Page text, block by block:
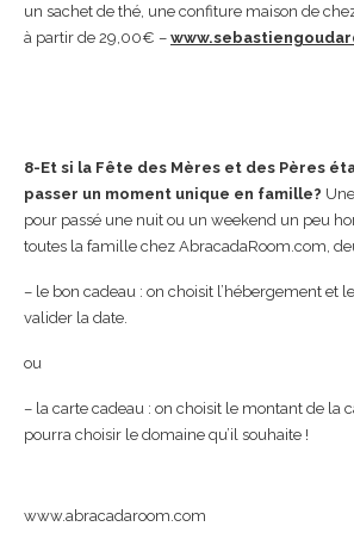
un sachet de thé, une confiture maison de
à partir de 29,00€ –
8-Et si la Fête des Mères et des Pères
passer un moment unique en famille?
pour passé une nuit ou un weekend un peu
toutes la famille chez AbracadaRoom.com,
– le bon cadeau : on choisit l’hébergement et le
valider la date.
ou
– la carte cadeau : on choisit le montant de la
pourra choisir le domaine qu’il souhaite !
www.abracadaroom.com